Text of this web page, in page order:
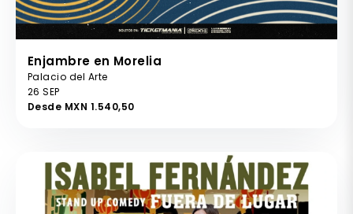
Enjambre en Morelia
Palacio del Arte
26 SEP
Desde MXN 1.540,50